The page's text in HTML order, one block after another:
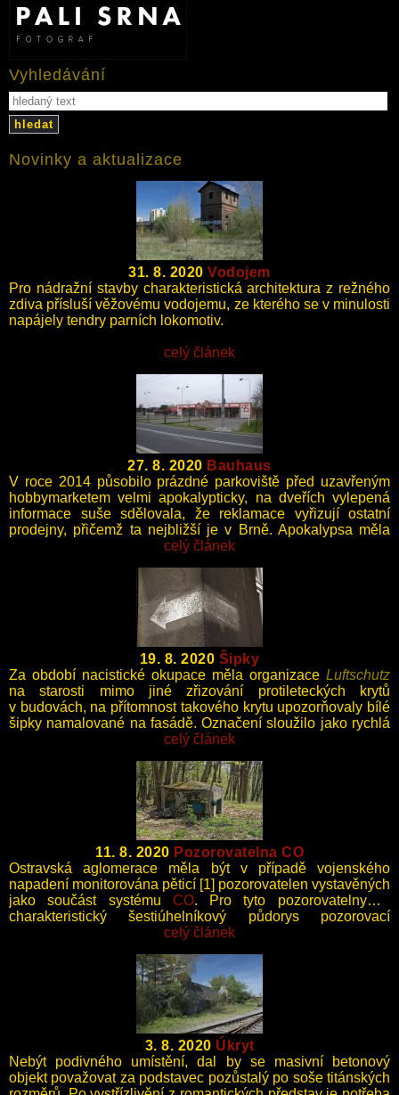
Vyhledávání
hledat
Novinky a aktualizace
31. 8. 2020Vodojem
Pro nádražní stavby charakteristická architektura z režného
zdiva přísluší věžovému vodojemu, ze kterého se v minulosti
napájely tendry parních lokomotiv.
celý článek
27. 8. 2020 Bauhaus
V roce 2014 působilo prázdné parkoviště před uzavřeným
hobbymarketem velmi apokalypticky, na dveřích vylepená
informace suše sdělovala, že reklamace vyřizují ostatní
prodejny, přičemž ta nejbližší je v Brně. Apokalypsa měla
zřejmě pouze lokální charakter.
celý článek
19. 8. 2020 Šipky
Za období nacistické okupace měla organizace Luftschutz
na starosti mimo jiné zřizování protileteckých krytů
v budovách, na přítomnost takového krytu upozorňovaly bílé
šipky namalované na fasádě. Označení sloužilo jako rychlá
orientace obyvatel při vyhlášení náletu, tak i po jeho
celý článek
11. 8. 2020 Pozorovatelna CO
Ostravská aglomerace měla být v případě vojenského
napadení monitorována pěticí [1] pozorovatelen vystavěných
jako součást systému CO. Pro tyto pozorovatelny je
charakteristický šestiúhelníkový půdorys pozorovací
celý článek
3. 8. 2020 Úkryt
Nebýt podivného umístění, dal by se masivní betonový
objekt považovat za podstavec pozůstalý po soše titánských